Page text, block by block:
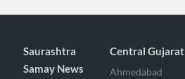
Saurashtra
Samay News
Central Gujarat
Ahmedabad